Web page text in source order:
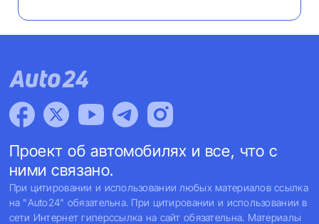
Проект об автомобилях и все, что с
ними связано.
При цитировании и использовании любых материалов ссылка
на "Auto24" обязательна. При цитировании и использовании в
сети Интернет гиперссылка на сайт обязательна. Материалы